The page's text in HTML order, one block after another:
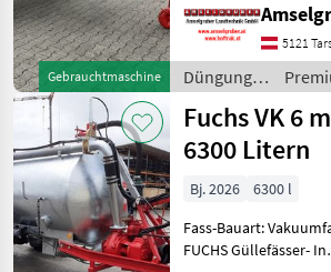
Gebrauchtmaschine
Güllefässer- In
und Langlebigkeit
unschlagbar!
Materialstärken +
5121
Düngung
und
Beregnung
/ Fuchs
Fuchs VK 6 mit
6300 Litern
Bj. 2026
6300 l
Fass-Bauart:
FUCHS Güllefässer- In